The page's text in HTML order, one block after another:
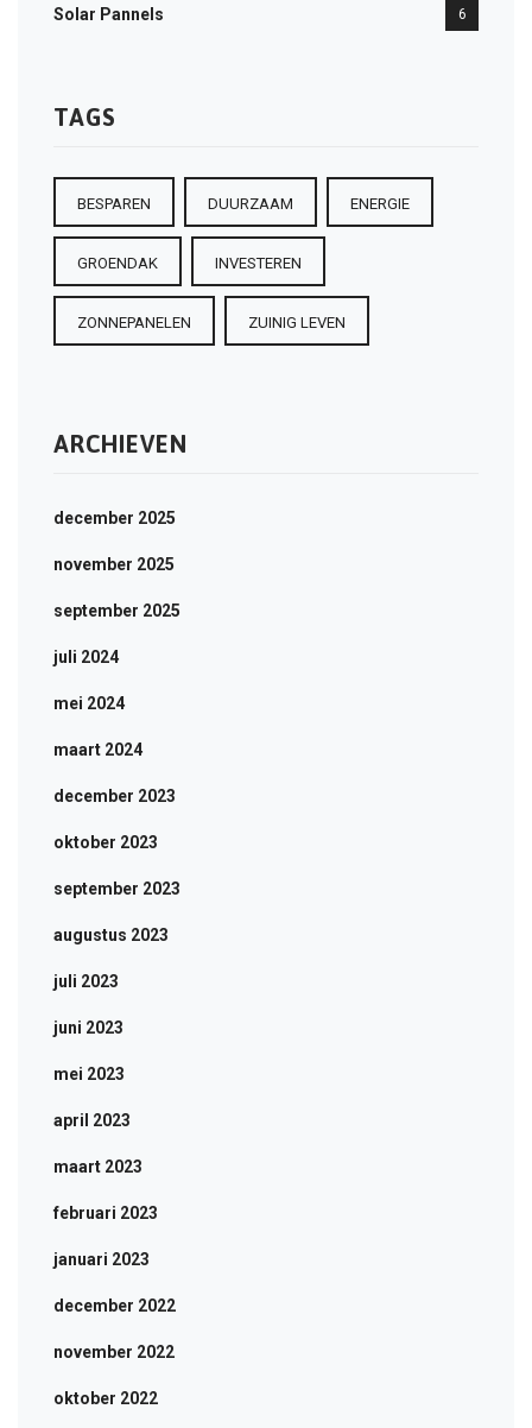
Solar Pannels 6
TAGS
BESPAREN DUURZAAM ENERGIE
GROENDAK INVESTEREN
ZONNEPANELEN ZUINIG LEVEN
ARCHIEVEN
december 2025
november 2025
september 2025
juli 2024
mei 2024
maart 2024
december 2023
oktober 2023
september 2023
augustus 2023
juli 2023
juni 2023
mei 2023
april 2023
maart 2023
februari 2023
januari 2023
december 2022
november 2022
oktober 2022